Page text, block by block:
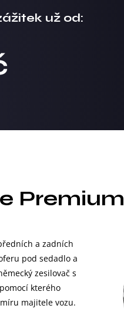
už od:
Premium
a zadních
pod sedadlo a
zesilovač s
kterého
majitele vozu.